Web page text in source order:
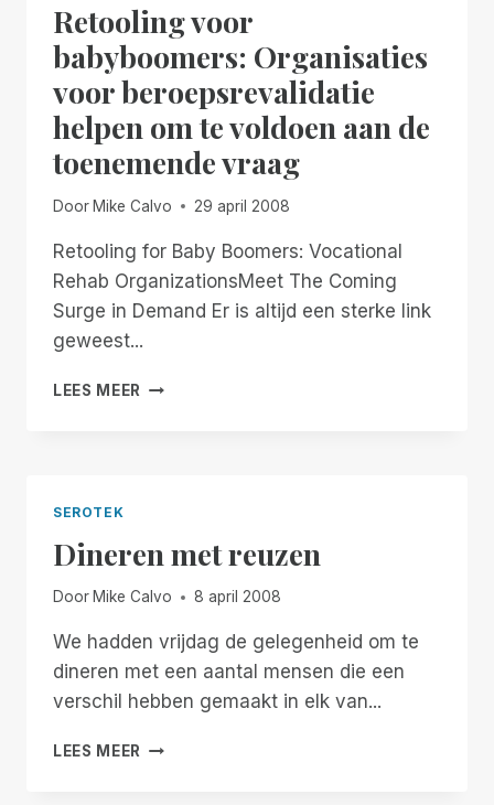
Retooling voor
babyboomers: Organisaties
voor beroepsrevalidatie
helpen om te voldoen aan de
toenemende vraag
Door Mike Calvo 29 april 2008
Retooling for Baby Boomers: Vocational
Rehab OrganizationsMeet The Coming
Surge in Demand Er is altijd een sterke link
geweest...
LEES MEER RETOOLING
OM
TE
VOLDOEN
DE
TOENEMENDE
SEROTEK
Dineren met reuzen
Door Mike Calvo 8 april 2008
We hadden vrijdag de gelegenheid om te
dineren met een aantal mensen die een
verschil hebben gemaakt in elk van...
LEES MEER DINEREN